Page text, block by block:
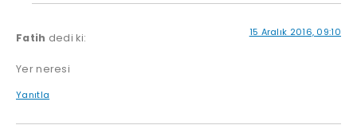
Fatih dedi ki: 15 Aralık 2016, 09:10
Yer neresi
Yanıtla